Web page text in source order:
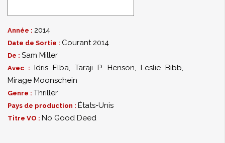
Année : 2014
Date de Sortie : Courant 2014
De : Sam Miller
Avec : Idris Elba, Taraji P. Henson, Leslie Bibb,
Mirage Moonschein
Genre : Thriller
Pays de production : États-Unis
Titre VO : No Good Deed